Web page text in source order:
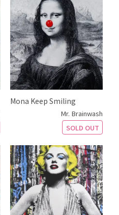
Mona Keep Smiling
Mr. Brainwash
SOLD OUT